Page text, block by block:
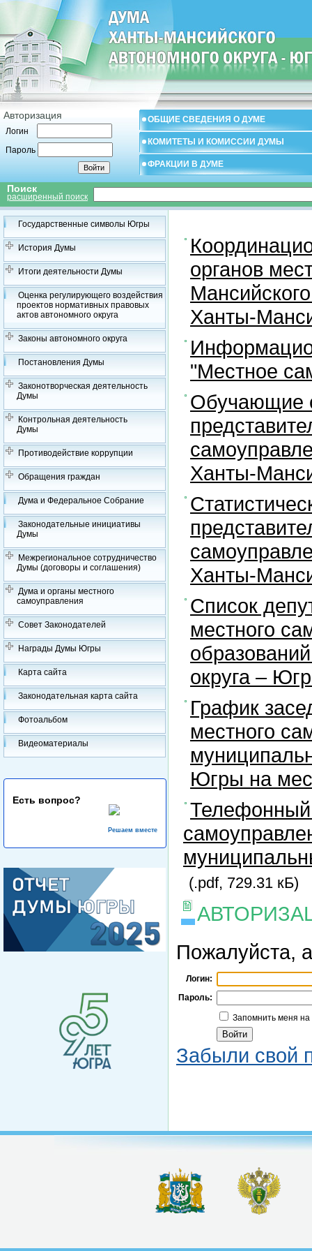
Авторизация
Логин
Пароль
ОБЩИЕ СВЕДЕНИЯ О ДУМЕ
КОМИТЕТЫ И КОМИССИИ ДУМЫ
ФРАКЦИИ В ДУМЕ
Поиск
расширенный поиск
Государственные символы Югры
История Думы
Итоги деятельности Думы
Оценка регулирующего воздействия
проектов нормативных правовых
актов автономного округа
Законы автономного округа
Постановления Думы
Законотворческая деятельность
Думы
Контрольная деятельность
Думы
Противодействие коррупции
Обращения граждан
Дума и Федеральное Собрание
Законодательные инициативы
Думы
Межрегиональное сотрудничество
Думы (договоры и соглашения)
Дума и органы местного
самоуправления
Совет Законодателей
Награды Думы Югры
Карта сайта
Законодательная карта сайта
Фотоальбом
Видеоматериалы
Есть вопрос?
Решаем вместе
органов
Ханты-
"Местное
Обучающие
Ханты-
Ханты-
Список
местного
округа –
График
местного
Югры на
Телефонный
(.pdf, 729.31 кБ)
Пожалуйста,
Логин:
Пароль:
Запомнить меня
Забыли свой